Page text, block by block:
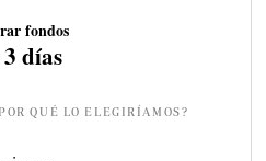
fondos
días
QUÉ LO ELEGIRÍAMOS?